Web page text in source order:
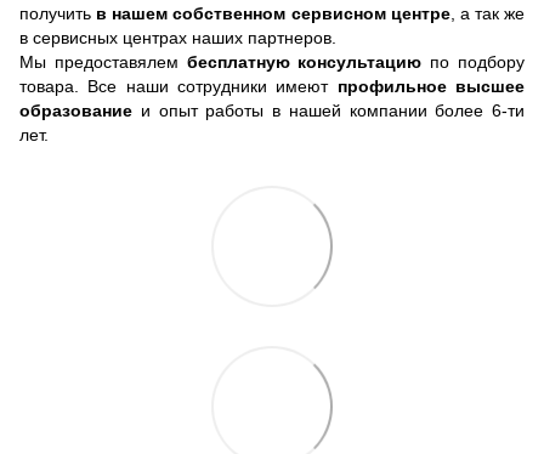
получить в нашем собственном сервисном центре, а так же
в сервисных центрах наших партнеров.
Мы предоставялем бесплатную консультацию по подбору
товара. Все наши сотрудники имеют профильное высшее
образование и опыт работы в нашей компании более 6-ти
лет.